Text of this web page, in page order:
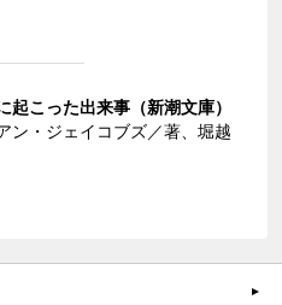
起こった出来事（新潮文庫）
ン・ジェイコブズ／著、堀越